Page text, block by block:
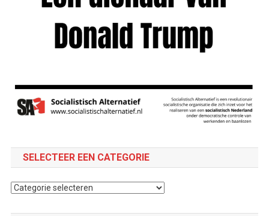
SELECTEER EEN CATEGORIE
Selecteer